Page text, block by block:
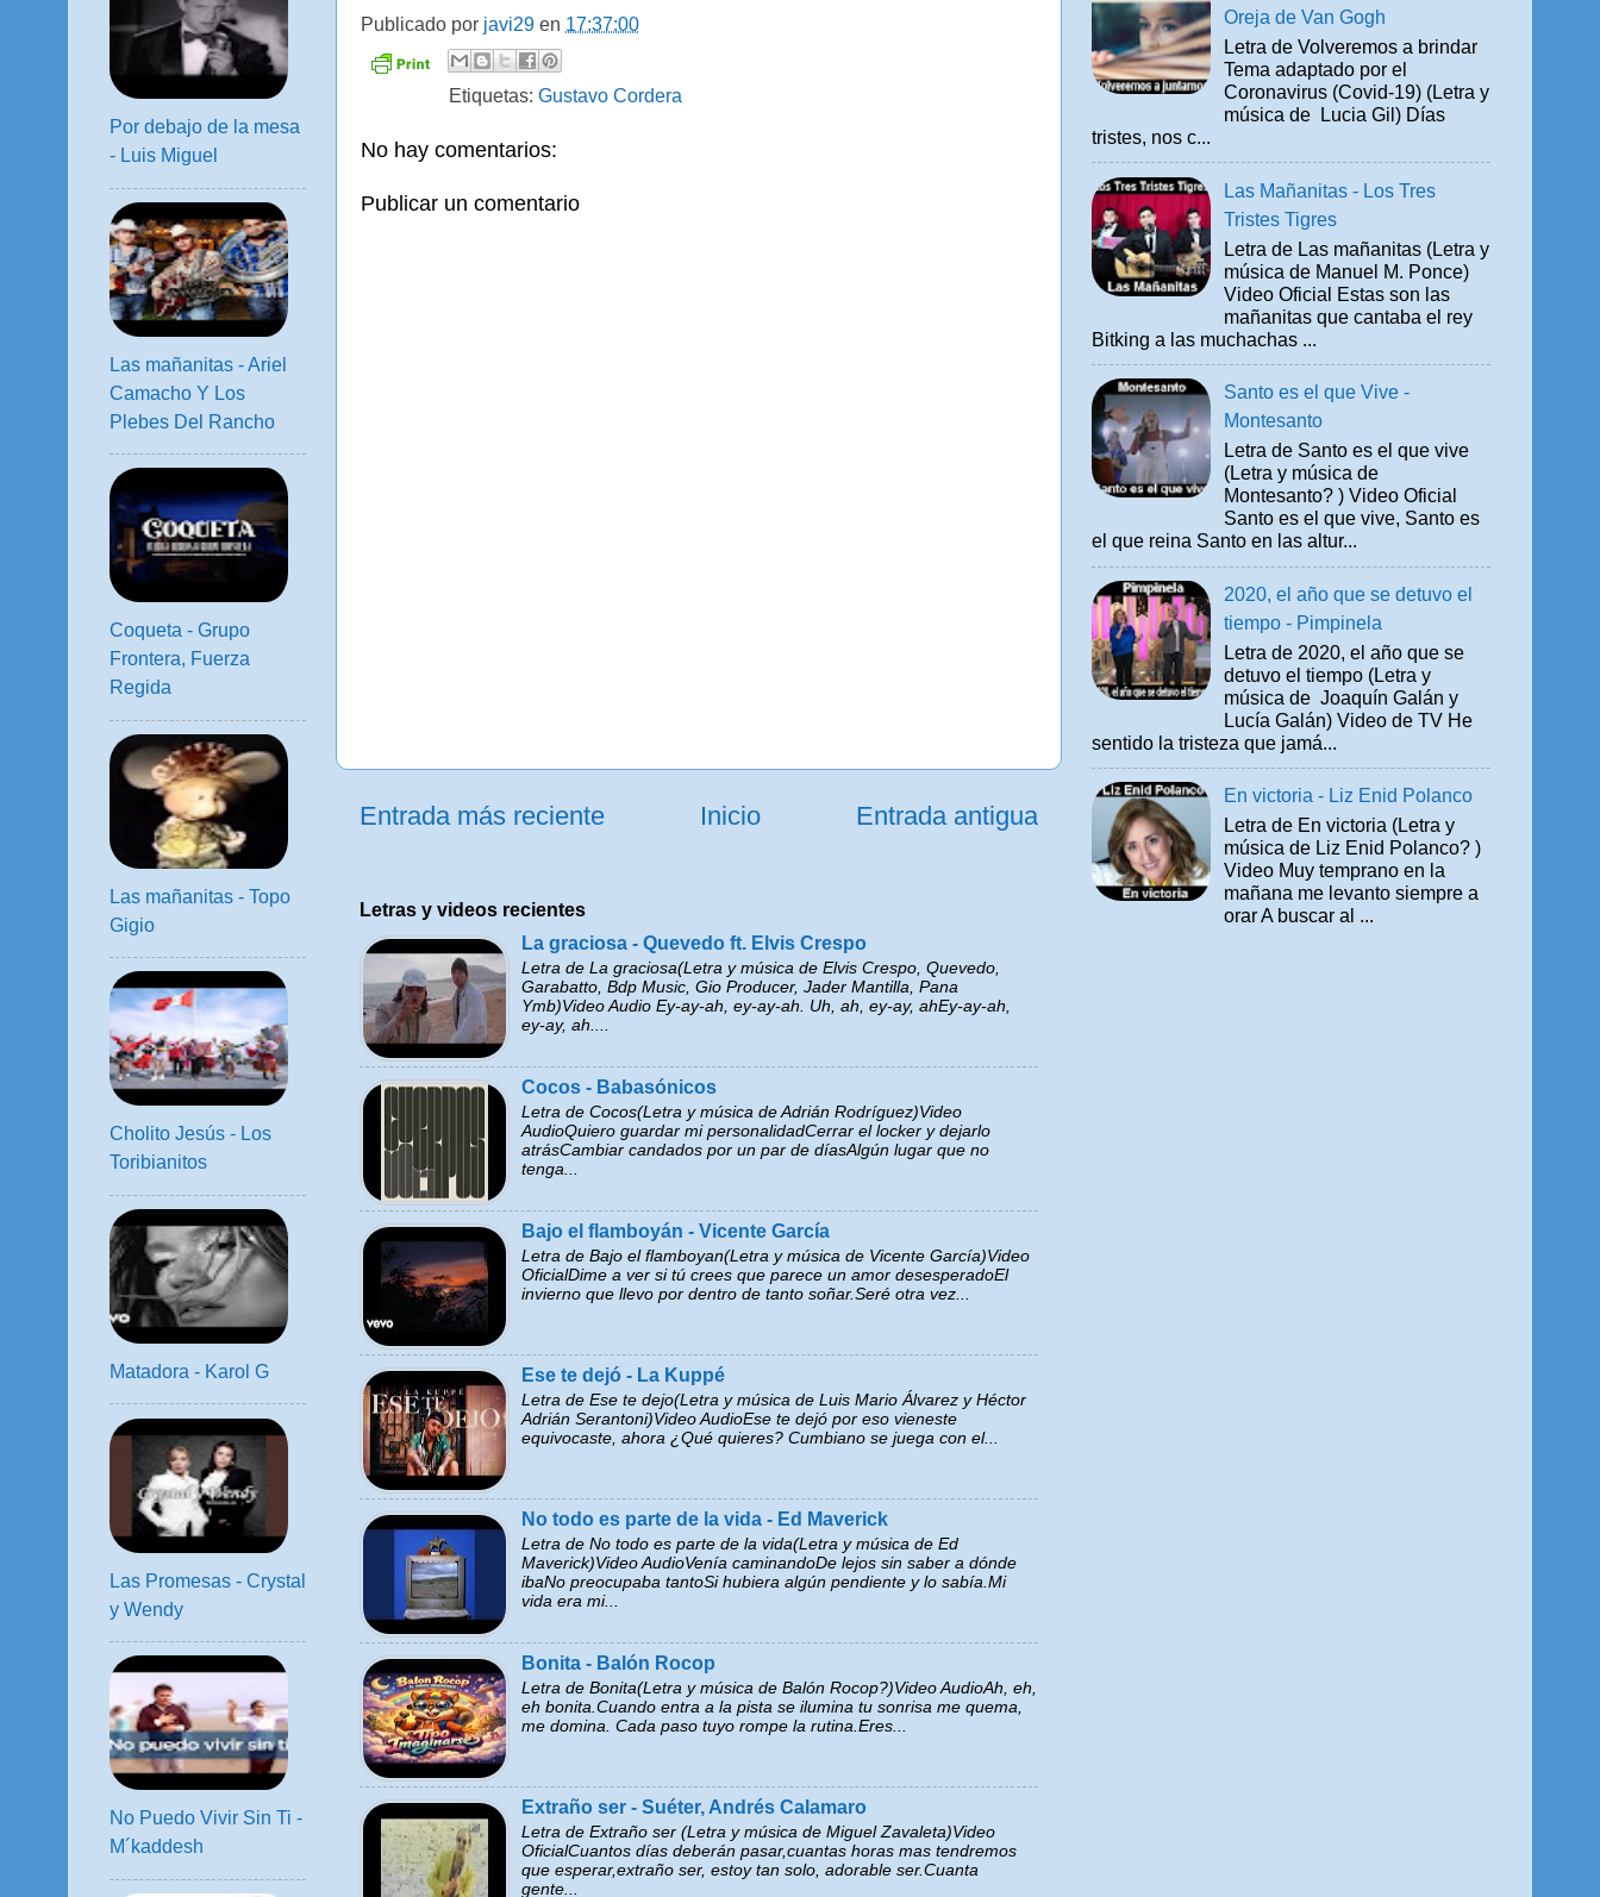
Publicado por javi29 en 17:37:00
Etiquetas: Gustavo Cordera
No hay comentarios:
Publicar un comentario
Entrada más reciente Entrada antigua
Inicio
Letras y videos recientes
La graciosa - Quevedo ft. Elvis Crespo
Letra de La graciosa(Letra y música de Elvis Crespo, Quevedo,
Garabatto, Bdp Music, Gio Producer, Jader Mantilla, Pana
Ymb)Video Audio Ey-ay-ah, ey-ay-ah. Uh, ah, ey-ay, ahEy-ay-ah,
ey-ay, ah....
Cocos - Babasónicos
Letra de Cocos(Letra y música de Adrián Rodríguez)Video
AudioQuiero guardar mi personalidadCerrar el locker y dejarlo
atrásCambiar candados por un par de díasAlgún lugar que no
tenga...
Bajo el flamboyán - Vicente García
Letra de Bajo el flamboyan(Letra y música de Vicente García)Video
OficialDime a ver si tú crees que parece un amor desesperadoEl
invierno que llevo por dentro de tanto soñar.Seré otra vez...
Ese te dejó - La Kuppé
Letra de Ese te dejo(Letra y música de Luis Mario Álvarez y Héctor
Adrián Serantoni)Video AudioEse te dejó por eso vieneste
equivocaste, ahora ¿Qué quieres? Cumbiano se juega con el...
No todo es parte de la vida - Ed Maverick
Letra de No todo es parte de la vida(Letra y música de Ed
Maverick)Video AudioVenía caminandoDe lejos sin saber a dónde
ibaNo preocupaba tantoSi hubiera algún pendiente y lo sabía.Mi
vida era mi...
Bonita - Balón Rocop
Letra de Bonita(Letra y música de Balón Rocop?)Video AudioAh, eh,
eh bonita.Cuando entra a la pista se ilumina tu sonrisa me quema,
me domina. Cada paso tuyo rompe la rutina.Eres...
Extraño ser - Suéter, Andrés Calamaro
Letra de Extraño ser (Letra y música de Miguel Zavaleta)Video
OficialCuantos días deberán pasar,cuantas horas mas tendremos
que esperar,extraño ser, estoy tan solo, adorable ser.Cuanta
gente...
Por debajo de la mesa
- Luis Miguel
Las mañanitas - Ariel
Camacho Y Los
Plebes Del Rancho
Coqueta - Grupo
Frontera, Fuerza
Regida
Las mañanitas - Topo
Gigio
Cholito Jesús - Los
Toribianitos
Matadora - Karol G
Las Promesas - Crystal
y Wendy
No Puedo Vivir Sin Ti -
M´kaddesh
Oreja de Van Gogh
Letra de Volveremos a brindar
Tema adaptado por el
Coronavirus (Covid-19) (Letra y
música de Lucia Gil) Días
tristes, nos c...
Las Mañanitas - Los Tres
Tristes Tigres
Letra de Las mañanitas (Letra y
música de Manuel M. Ponce)
Video Oficial Estas son las
mañanitas que cantaba el rey
Bitking a las muchachas ...
Santo es el que Vive -
Montesanto
Letra de Santo es el que vive
(Letra y música de
Montesanto? ) Video Oficial
Santo es el que vive, Santo es
el que reina Santo en las altur...
2020, el año que se detuvo el
tiempo - Pimpinela
Letra de 2020, el año que se
detuvo el tiempo (Letra y
música de Joaquín Galán y
Lucía Galán) Video de TV He
sentido la tristeza que jamá...
En victoria - Liz Enid Polanco
Letra de En victoria (Letra y
música de Liz Enid Polanco? )
Video Muy temprano en la
mañana me levanto siempre a
orar A buscar al ...